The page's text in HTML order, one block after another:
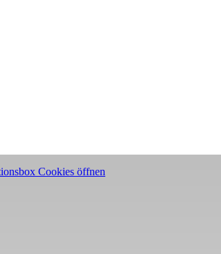
Cookies öffnen